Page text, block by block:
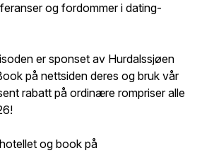
og fordommer i dating-
er sponset av Hurdalssjøen
på nettsiden deres og bruk vår
rabatt på ordinære rompriser alle
og book på